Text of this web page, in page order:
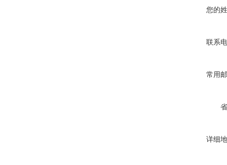
您的
联系
常用
详细